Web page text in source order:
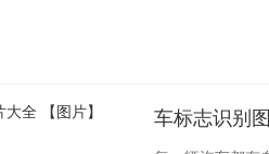
车标志识别